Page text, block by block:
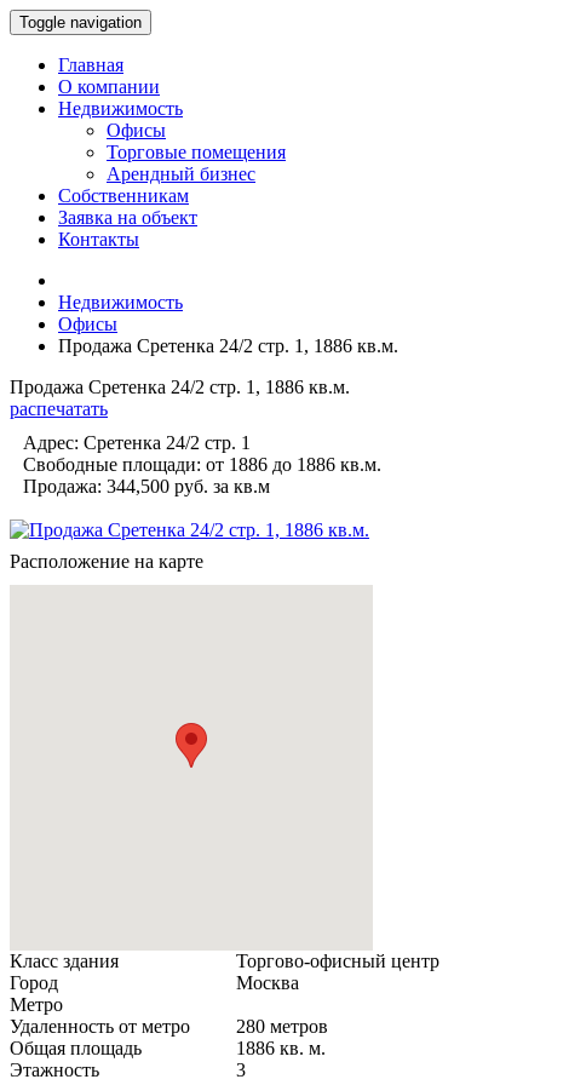
Toggle navigation
Главная
О компании
Недвижимость
Офисы
Торговые помещения
Арендный бизнес
Собственникам
Заявка на объект
Контакты
Недвижимость
Офисы
Продажа Сретенка 24/2 стр. 1, 1886 кв.м.
Продажа Сретенка 24/2 стр. 1, 1886 кв.м.
распечатать
Адрес: Сретенка 24/2 стр. 1
Свободные площади: от 1886 до 1886 кв.м.
Продажа: 344,500 руб. за кв.м
Расположение на карте
Класс здания
Торгово-офисный центр
Город
Москва
Метро
Удаленность от метро
280 метров
Общая площадь
1886 кв. м.
Этажность
3